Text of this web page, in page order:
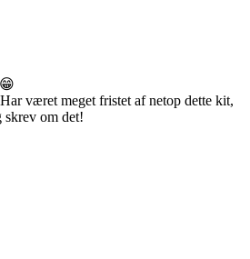
været meget fristet af netop dette kit,
skrev om det!